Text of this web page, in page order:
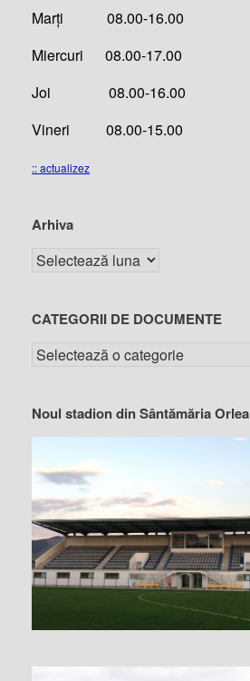
Marți 08.00-16.00
Miercuri 08.00-17.00
Joi 08.00-16.00
Vineri 08.00-15.00
:: actualizez
Arhiva
CATEGORII DE DOCUMENTE
Noul stadion din Sântămăria Orlea